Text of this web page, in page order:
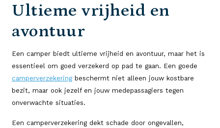
Ultieme vrijheid en
avontuur
Een camper biedt ultieme vrijheid en avontuur, maar het is
essentieel om goed verzekerd op pad te gaan. Een goede
camperverzekering beschermt niet alleen jouw kostbare
bezit, maar ook jezelf en jouw medepassagiers tegen
onverwachte situaties.
Een camperverzekering dekt schade door ongevallen,